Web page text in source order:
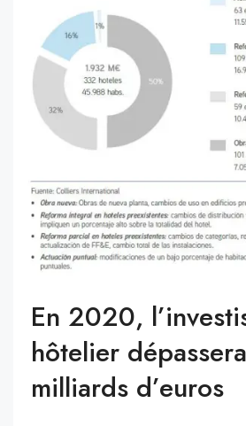
En 2020,
hôtelier
milliards d’euros